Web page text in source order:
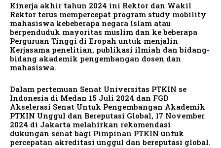
Kinerja akhir tahun 2024 ini Rektor dan Wakil
Rektor terus mempercepat program study mobility
mahasiswa kebeberapa negara Islam atau
berpenduduk mayoritas muslim dan ke beberapa
Perguruan Tinggi di Eropah untuk menjalin
Kerjasama penelitian, publikasi ilmiah dan bidang-
bidang akademik pengembangan dosen dan
mahasiswa.
Dalam pertemuan Senat Universitas PTKIN se
Indonesia di Medan 15 Juli 2024 dan FGD
Akselerasi Senat Untuk Pengembangan Akademik
PTKIN Unggul dan Bereputasi Global, 17 November
2024 di Jakarta melahirkan rekomendasi
dukungan senat bagi Pimpinan PTKIN untuk
percepatan akreditasi unggul dan bereputasi global.